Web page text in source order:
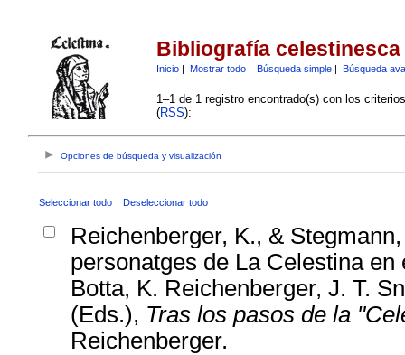
Bibliografía celestinesca
Inicio| Mostrar todo| Búsqueda simple| Búsqueda
1–1 de 1 registro encontrado(s) con los
(RSS):
Opciones de búsqueda y visualización
Seleccionar todo Deseleccionar todo
Reichenberger, K., &
personatges de La Celestina
Botta, K. Reichenberger, J. T.
(Eds.), Tras los pasos de la
Reichenberger.